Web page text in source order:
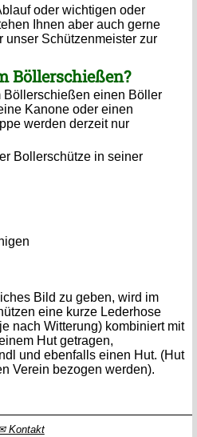
oder wichtigen oder
Ihnen aber auch gerne
unser Schützenmeister zur
Böllerschießen?
Böllerschießen einen Böller
Kanone oder einen
werden derzeit nur
Bollerschütze in seiner
Bild zu geben, wird im
eine kurze Lederhose
nach Witterung) kombiniert mit
Hut getragen,
und ebenfalls einen Hut. (Hut
Verein bezogen werden).
Kontakt